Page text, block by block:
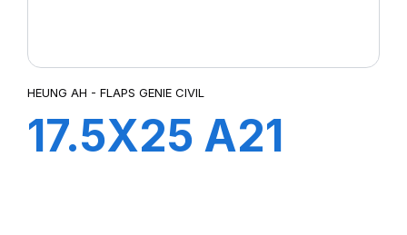
HEUNG AH - FLAPS GENIE CIVIL
17.5X25 A21